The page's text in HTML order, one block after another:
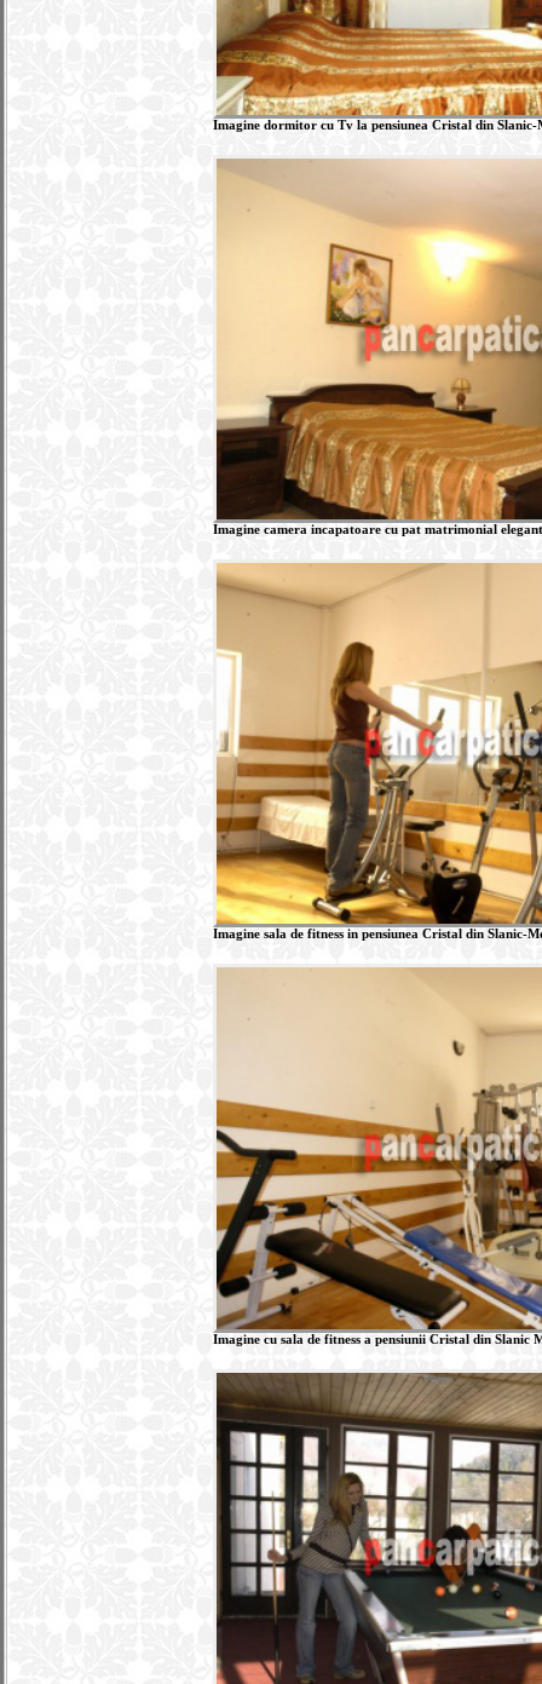
Imagine dormitor cu Tv la pensiunea Cristal din
Imagine camera incapatoare cu pat matrimonial
Imagine sala de fitness in pensiunea Cristal din Slanic-
Imagine cu sala de fitness a pensiunii Cristal din Slanic